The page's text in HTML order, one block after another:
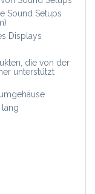
Sound Setups
Displays
die von der
unterstützt
lang